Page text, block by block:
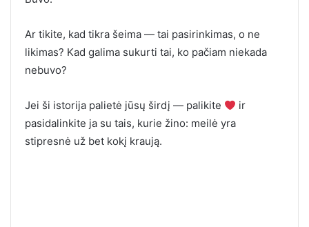
Ar tikite, kad tikra šeima — tai pasirinkimas, o ne
likimas? Kad galima sukurti tai, ko pačiam niekada
nebuvo?
Jei ši istorija palietė jūsų širdį — palikite
ir
pasidalinkite ja su tais, kurie žino: meilė yra
stipresnė už bet kokį kraują.